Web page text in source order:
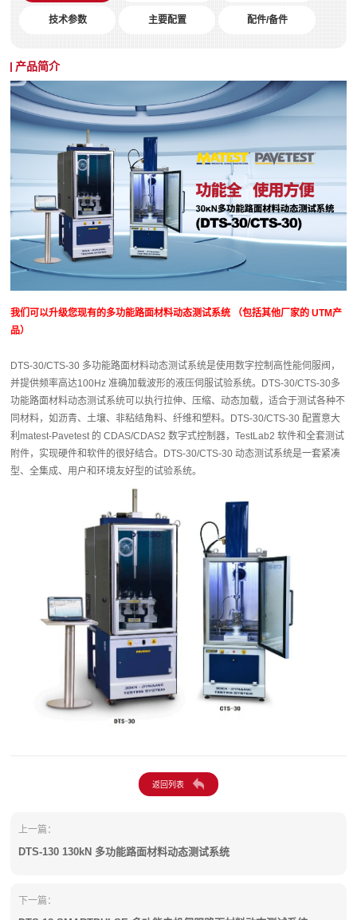
技术参数 主要配置 配件/备件
产品简介
我们可以升级您现有的多功能路面材料动态测试系统 （包括其他厂家的 UTM产
品）
DTS-30/CTS-30 多功能路面材料动态测试系统是使用数字控制高性能伺服阀，
并提供频率高达100Hz 准确加载波形的液压伺服试验系统。DTS-30/CTS-30多
功能路面材料动态测试系统可以执行拉伸、压缩、动态加载，适合于测试各种不
同材料，如沥青、土壤、非粘结角料、纤维和塑料。DTS-30/CTS-30 配置意大
利matest-Pavetest 的 CDAS/CDAS2 数字式控制器，TestLab2 软件和全套测试
附件，实现硬件和软件的很好结合。DTS-30/CTS-30 动态测试系统是一套紧凑
型、全集成、用户和环境友好型的试验系统。
上一篇：
DTS-130 130kN 多功能路面材料动态测试系统
下一篇：